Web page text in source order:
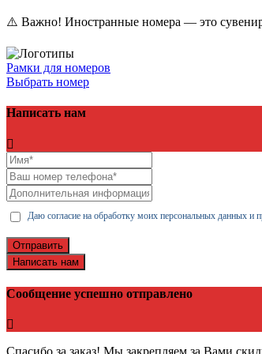
⚠️ Важно! Иностранные номера — это
Рамки для номеров
Выбрать номер
Написать нам
Даю согласие на обработку моих персональных данных и
Отправить
Написать нам
Сообщение успешно отправлено
Спасибо за заказ! Мы закрепляем за Вами